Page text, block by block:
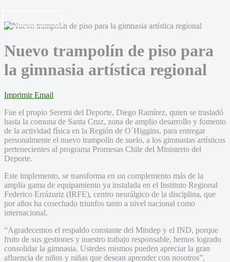
Nuevo trampolín de piso para
la gimnasia artística regional
Imprimir Email
Fue el propio Seremi del Deporte, Diego Ramírez, quien se trasladó
hasta la comuna de Santa Cruz, zona de amplio desarrollo y fomento
de la actividad física en la Región de O´Higgins, para entregar
personalmente el nuevo trampolín de suelo, a los gimnastas artísticos
pertenecientes al programa Promesas Chile del Ministerio del
Deporte.
Este implemento, se transforma en un complemento más de la
amplia gama de equipamiento ya instalada en el Instituto Regional
Federico Errázuriz (IRFE), centro neurálgico de la disciplina, que
por años ha cosechado triunfos tanto a nivel nacional como
internacional.
“Agradecemos el respaldo constante del Mindep y el IND, porque
fruto de sus gestiones y nuestro trabajo responsable, hemos logrado
consolidar la gimnasia. Ustedes mismos pueden apreciar la gran
afluencia de niños y niñas que desean aprender con nosotros”,